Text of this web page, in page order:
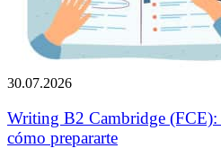
30.07.2026
Writing B2 Cambridge
cómo prepararte